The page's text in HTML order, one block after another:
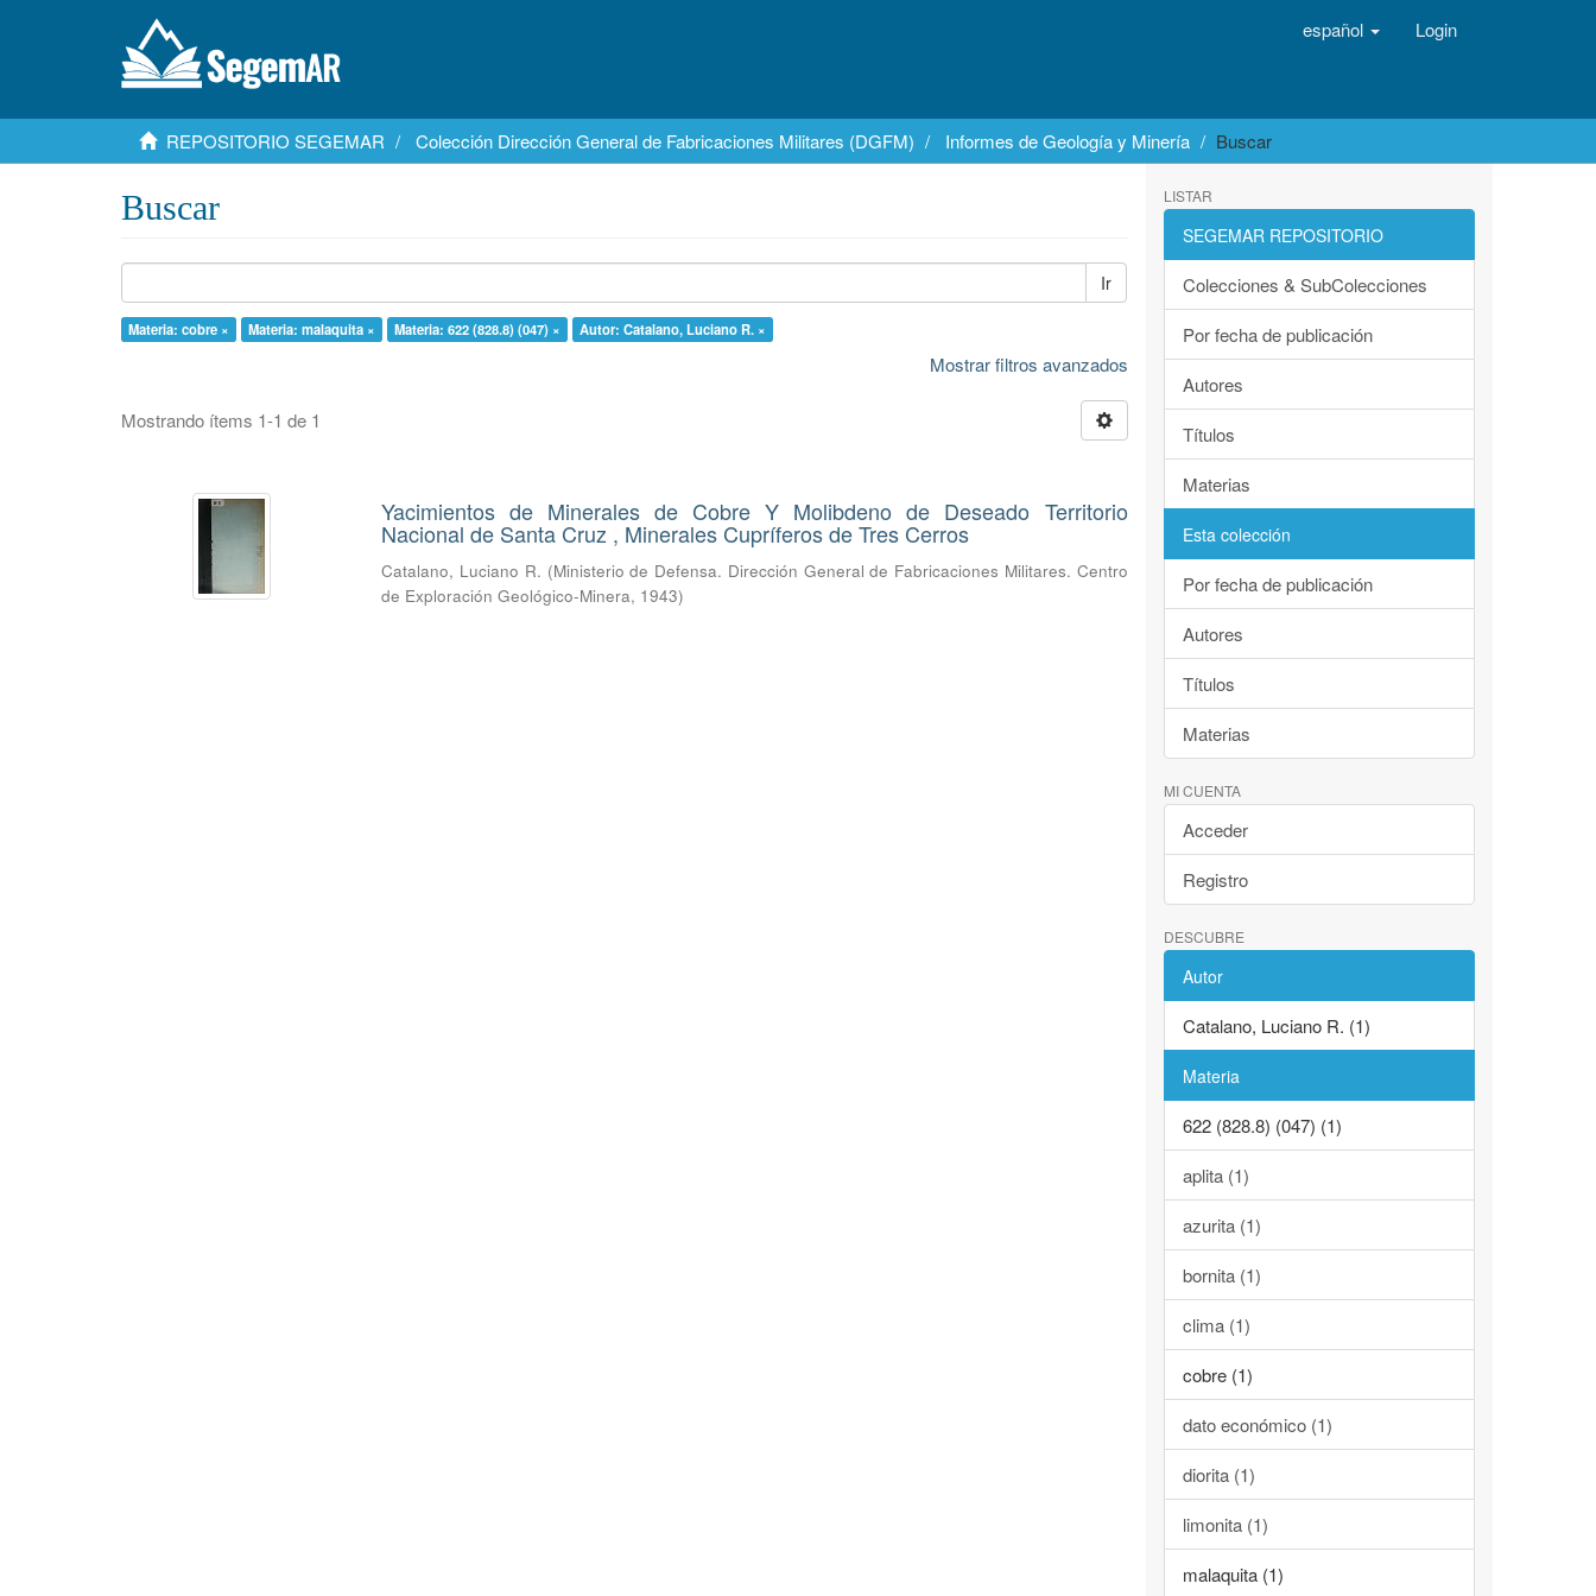
español Login
REPOSITORIO SEGEMAR Colección Dirección General de Fabricaciones Militares (DGFM) Informes de Geología y Minería Buscar
Buscar
Ir
Materia: cobre × Materia: malaquita × Materia: 622 (828.8) (047) × Autor: Catalano, Luciano R. ×
Mostrar filtros avanzados
Mostrando ítems 1-1 de 1
Yacimientos de Minerales de Cobre Y Molibdeno de Deseado Territorio
Nacional de Santa Cruz , Minerales Cupríferos de Tres Cerros
Catalano, Luciano R. (Ministerio de Defensa. Dirección General de Fabricaciones Militares. Centro
de Exploración Geológico-Minera, 1943)
LISTAR
SEGEMAR REPOSITORIO
Colecciones & SubColecciones
Por fecha de publicación
Autores
Títulos
Materias
Esta colección
Por fecha de publicación
Autores
Títulos
Materias
MI CUENTA
Acceder
Registro
DESCUBRE
Autor
Catalano, Luciano R. (1)
Materia
622 (828.8) (047) (1)
aplita (1)
azurita (1)
bornita (1)
clima (1)
cobre (1)
dato económico (1)
diorita (1)
limonita (1)
malaquita (1)